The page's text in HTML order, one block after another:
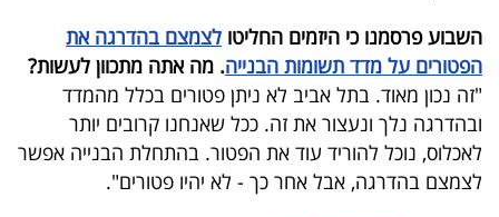
השבוע פרסמנו כי היזמים החליטו לצמצם בהדרגה את
הפטורים על מדד תשומות הבנייה. מה אתה מתכוון לעשות?
"זה נכון מאוד. בתל אביב לא ניתן פטורים בכלל מהמדד
ובהדרגה נלך ונעצור את זה. ככל שאנחנו קרובים יותר
לאכלוס, נוכל להוריד עוד את הפטור. בהתחלת הבנייה אפשר
לצמצם בהדרגה, אבל אחר כך - לא יהיו פטורים".